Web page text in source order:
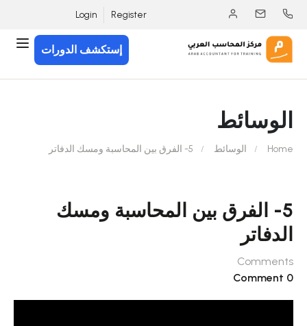
Register
Login
إستكشف الدورات
الوسائط
Home الوسائط 5- الفرق بين المحاسبة ومسك الدفاتر
5- الفرق بين المحاسبة ومسك
الدفاتر
Comments
0 Comment